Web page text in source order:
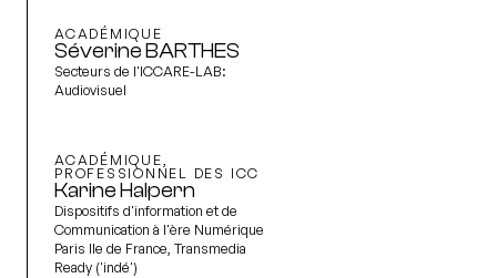
ACADÉMIQUE
Séverine BARTHES
Secteurs de l'ICCARE-LAB:
Audiovisuel
ACADÉMIQUE,
PROFESSIONNEL DES ICC
Karine Halpern
Dispositifs d'information et de
Communication à l'ère Numérique
Paris Ile de France, Transmedia
Ready ('indé')